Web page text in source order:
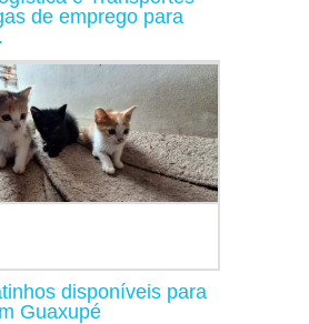
de emprego para
disponíveis para
Guaxupé